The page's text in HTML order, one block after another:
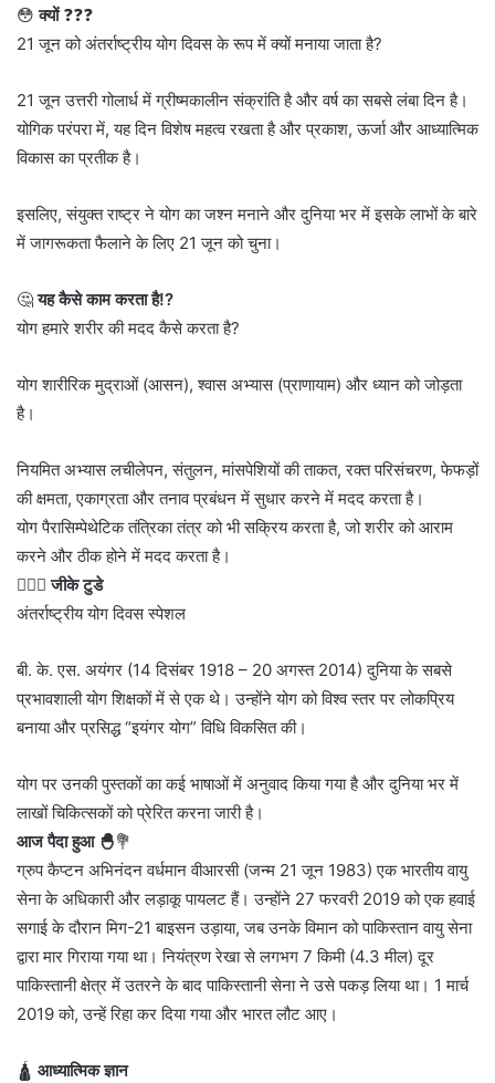
😳क्यों❓❓❓
21 जून को अंतर्राष्ट्रीय योग दिवस के रूप में क्यों मनाया जाता है?
21 जून उत्तरी गोलार्ध में ग्रीष्मकालीन संक्रांति है और वर्ष का सबसे लंबा दिन है।
योगिक परंपरा में, यह दिन विशेष महत्व रखता है और प्रकाश, ऊर्जा और आध्यात्मिक
विकास का प्रतीक है।
इसलिए, संयुक्त राष्ट्र ने योग का जश्न मनाने और दुनिया भर में इसके लाभों के बारे
में जागरूकता फैलाने के लिए 21 जून को चुना।
🤔यह कैसे काम करता है!?
योग हमारे शरीर की मदद कैसे करता है?
योग शारीरिक मुद्राओं (आसन), श्वास अभ्यास (प्राणायाम) और ध्यान को जोड़ता
है।
नियमित अभ्यास लचीलेपन, संतुलन, मांसपेशियों की ताकत, रक्त परिसंचरण, फेफड़ों
की क्षमता, एकाग्रता और तनाव प्रबंधन में सुधार करने में मदद करता है।
योग पैरासिम्पेथेटिक तंत्रिका तंत्र को भी सक्रिय करता है, जो शरीर को आराम
करने और ठीक होने में मदद करता है।
💁🏻‍♂️जीके टुडे
अंतर्राष्ट्रीय योग दिवस स्पेशल
बी. के. एस. अयंगर (14 दिसंबर 1918 – 20 अगस्त 2014) दुनिया के सबसे
प्रभावशाली योग शिक्षकों में से एक थे। उन्होंने योग को विश्व स्तर पर लोकप्रिय
बनाया और प्रसिद्ध “इयंगर योग” विधि विकसित की।
योग पर उनकी पुस्तकों का कई भाषाओं में अनुवाद किया गया है और दुनिया भर में
लाखों चिकित्सकों को प्रेरित करना जारी है।
आज पैदा हुआ 🐣💐
ग्रुप कैप्टन अभिनंदन वर्धमान वीआरसी (जन्म 21 जून 1983) एक भारतीय वायु
सेना के अधिकारी और लड़ाकू पायलट हैं। उन्होंने 27 फरवरी 2019 को एक हवाई
सगाई के दौरान मिग-21 बाइसन उड़ाया, जब उनके विमान को पाकिस्तान वायु सेना
द्वारा मार गिराया गया था। नियंत्रण रेखा से लगभग 7 किमी (4.3 मील) दूर
पाकिस्तानी क्षेत्र में उतरने के बाद पाकिस्तानी सेना ने उसे पकड़ लिया था। 1 मार्च
2019 को, उन्हें रिहा कर दिया गया और भारत लौट आए।
🛕 आध्यात्मिक ज्ञान